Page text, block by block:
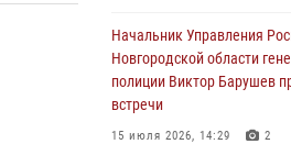
Сотрудники новгородской
встретились с детьми из
04 августа 2026, 09:13
Начальник Управления
Новгородской области
полиции Виктор Барушев
встречи
15 июля 2026, 14:29 2